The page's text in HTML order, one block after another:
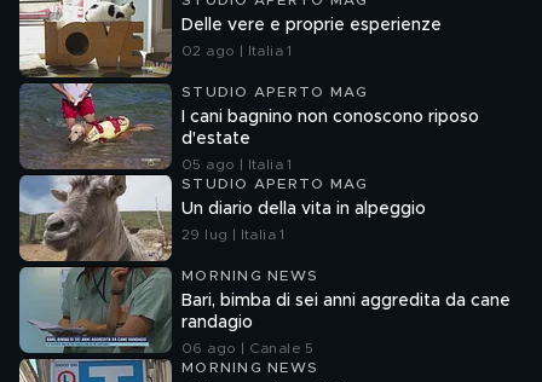
Delle vere e proprie esperienze
02 ago | Italia 1
STUDIO APERTO MAG
I cani bagnino non conoscono riposo
d'estate
05 ago | Italia 1
STUDIO APERTO MAG
Un diario della vita in alpeggio
29 lug | Italia 1
MORNING NEWS
Bari, bimba di sei anni aggredita da cane
randagio
06 ago | Canale 5
MORNING NEWS